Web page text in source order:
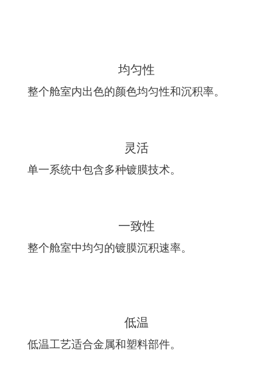
均匀性
整个舱室内出色的颜色均匀性和沉积率。
灵活
单一系统中包含多种镀膜技术。
一致性
整个舱室中均匀的镀膜沉积速率。
低温
低温工艺适合金属和塑料部件。